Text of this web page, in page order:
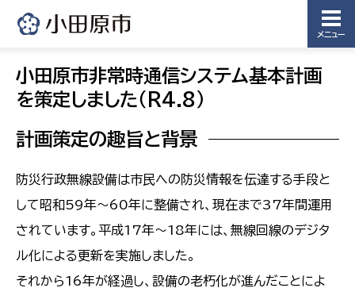
メニュー
小田原市非常時通信システム基本計画
を策定しました（R4.8）
計画策定の趣旨と背景
防災行政無線設備は市民への防災情報を伝達する手段と
して昭和59年～60年に整備され、現在まで37年間運用
されています。平成17年～18年には、無線回線のデジタ
ル化による更新を実施しました。
それから16年が経過し、設備の老朽化が進んだことによ